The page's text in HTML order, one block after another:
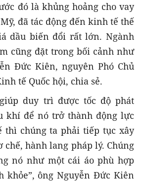
đó là khủng hoảng cho vay
đã tác động đến kinh tế thế
dầu biến đổi rất lớn. Ngành
cũng đặt trong bối cảnh như
Đức Kiên, nguyên Phó Chủ
tế Quốc hội, chia sẻ.
duy trì được tốc độ phát
khí để nó trở thành động lực
thì chúng ta phải tiếp tục xây
chế, hành lang pháp lý. Chúng
nó như một cái áo phù hợp
khỏe”, ông Nguyễn Đức Kiên